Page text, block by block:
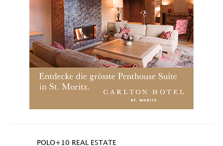
POLO+10 REAL ESTATE